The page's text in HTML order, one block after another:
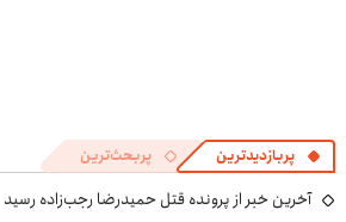
پربازدیدترین پربحث‌ترین
آخرین خبر از پرونده قتل حمیدرضا رجب‌زاده رسید